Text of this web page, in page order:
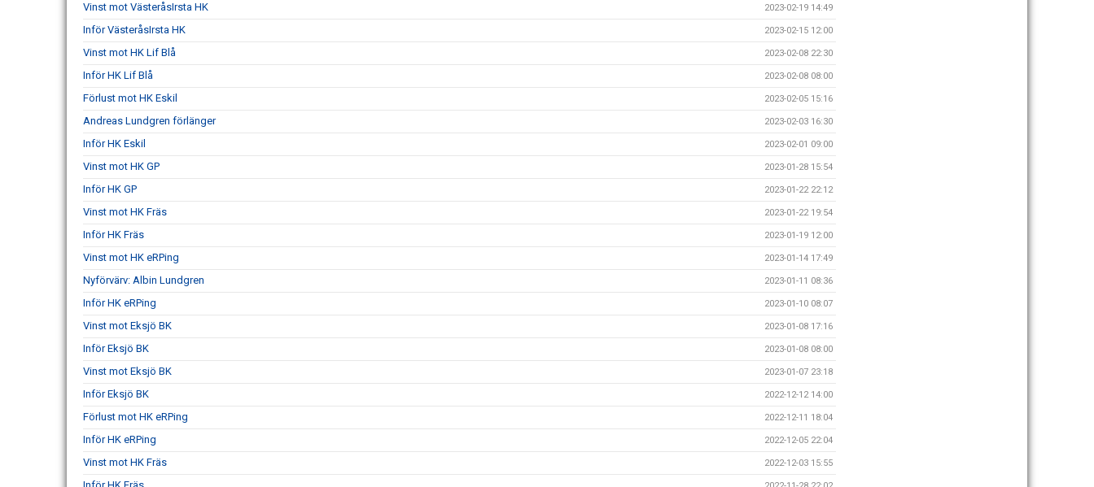
Vinst mot VästeråsIrsta HK 2023-02-19 14:49
Inför VästeråsIrsta HK 2023-02-15 12:00
Vinst mot HK Lif Blå 2023-02-08 22:30
Inför HK Lif Blå 2023-02-08 08:00
Förlust mot HK Eskil 2023-02-05 15:16
Andreas Lundgren förlänger 2023-02-03 16:30
Inför HK Eskil 2023-02-01 09:00
Vinst mot HK GP 2023-01-28 15:54
Inför HK GP 2023-01-22 22:12
Vinst mot HK Fräs 2023-01-22 19:54
Inför HK Fräs 2023-01-19 12:00
Vinst mot HK eRPing 2023-01-14 17:49
Nyförvärv: Albin Lundgren 2023-01-11 08:36
Inför HK eRPing 2023-01-10 08:07
Vinst mot Eksjö BK 2023-01-08 17:16
Inför Eksjö BK 2023-01-08 08:00
Vinst mot Eksjö BK 2023-01-07 23:18
Inför Eksjö BK 2022-12-12 14:00
Förlust mot HK eRPing 2022-12-11 18:04
Inför HK eRPing 2022-12-05 22:04
Vinst mot HK Fräs 2022-12-03 15:55